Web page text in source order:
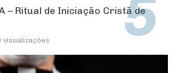
– Ritual de Iniciação Cristã de
visualizações